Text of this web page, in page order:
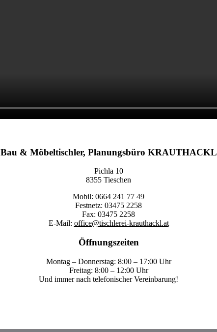
Bau & Möbeltischler, Planungsbüro KRAUTHACKL
Pichla 10
8355 Tieschen
Mobil: 0664 241 77 49
Festnetz: 03475 2258
Fax: 03475 2258
E-Mail: office@tischlerei-krauthackl.at
Öffnungszeiten
Montag – Donnerstag: 8:00 – 17:00 Uhr
Freitag: 8:00 – 12:00 Uhr
Und immer nach telefonischer Vereinbarung!